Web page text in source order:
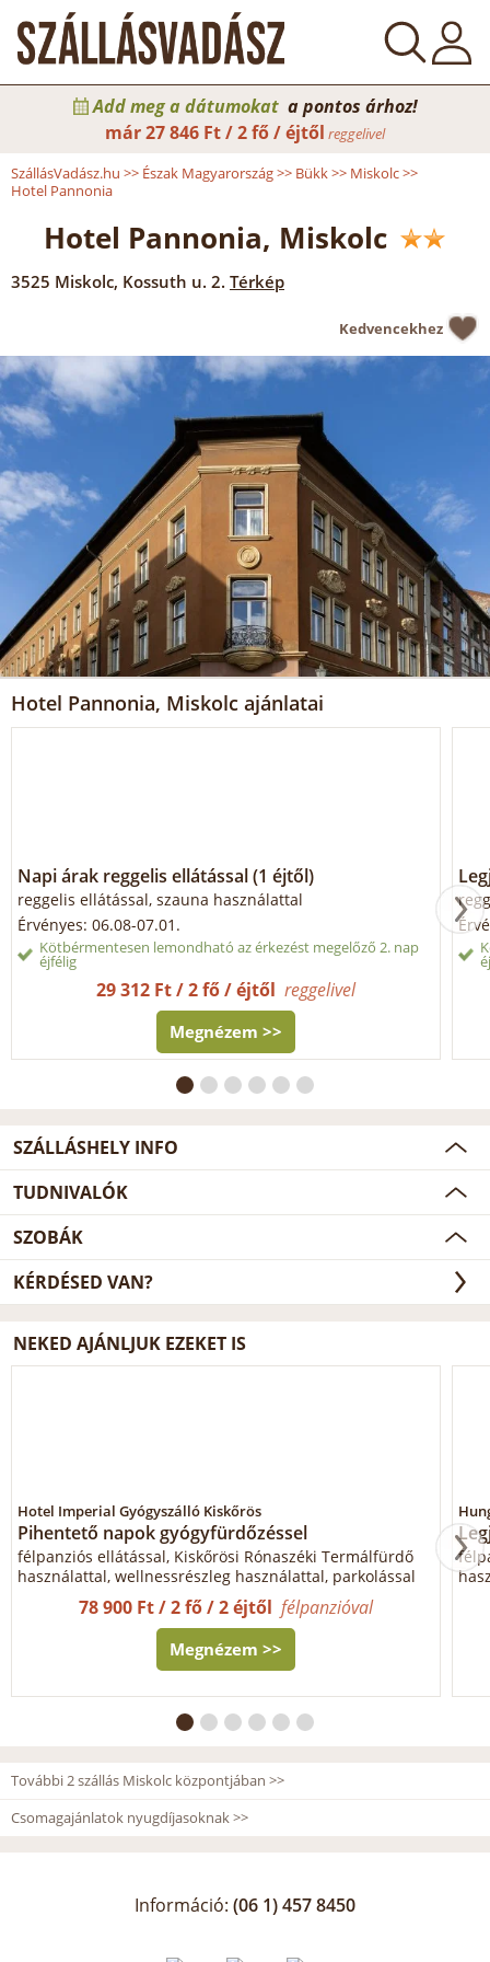
Add meg a dátumokat a pontos árhoz!
már27 846 Ft / 2 fő / éjtől reggelivel
SzállásVadász.hu >> Észak Magyarország>> Bükk>> Miskolc>>
Hotel Pannonia
Hotel Pannonia, Miskolc
3525 Miskolc, Kossuth u. 2. Térkép
Kedvencekhez
Hotel Pannonia, Miskolc ajánlatai
Napi árak reggelis ellátással (1 éjtől)
reggelis ellátással, szauna használattal
Érvényes: 06.08-07.01.
Kötbérmentesen lemondható az érkezést megelőző 2. nap
éjfélig
29 312 Ft / 2 fő / éjtőlreggelivel
Megnézem >>
SZÁLLÁSHELY INFO
TUDNIVALÓK
SZOBÁK
KÉRDÉSED VAN?
NEKED AJÁNLJUK EZEKET IS
Hotel Imperial Gyógyszálló Kiskőrös
Pihentető napok gyógyfürdőzéssel
félpanziós ellátással, Kiskőrösi Rónaszéki Termálfürdő
használattal, wellnessrészleg használattal, parkolással
78 900 Ft / 2 fő / 2 éjtőlfélpanzióval
Megnézem >>
További 2 szállás Miskolc központjában >>
Csomagajánlatok nyugdíjasoknak >>
Információ: (06 1) 457 8450